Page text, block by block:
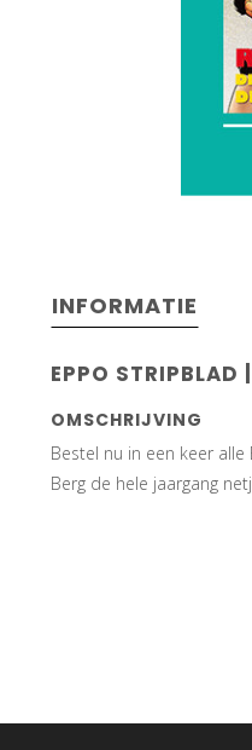
INFORMATIE
EPPO
OMSCHRIJVING
Bestel nu in een keer
Berg de hele jaargang